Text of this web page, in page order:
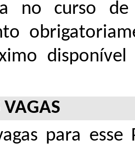
no curso
VAGAS
para esse